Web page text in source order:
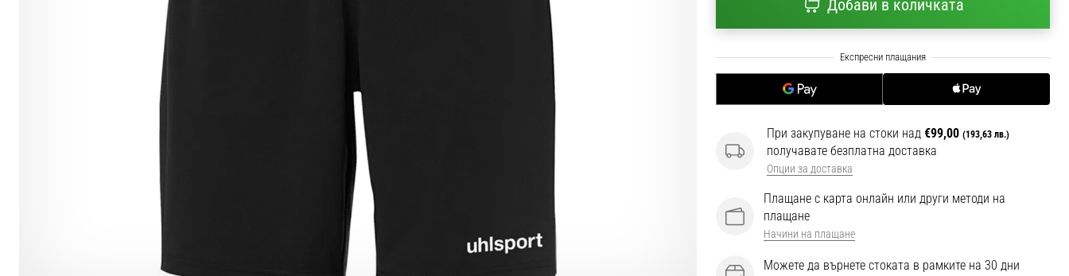
Добави в количката
При закупуване на стоки над €99,00 (193,63 лв.)
получавате безплатна доставка
Опции за доставка
Плащане с карта онлайн или други методи на
плащане
Начини на плащане
Можете да върнете стоката в рамките на 30 дни